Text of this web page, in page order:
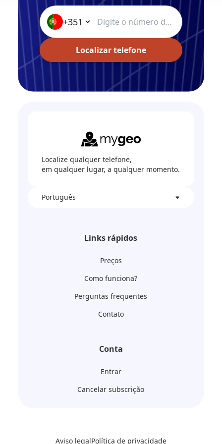
+351
Localizar telefone
Localize qualquer telefone,
em qualquer lugar, a qualquer momento.
Português
Links rápidos
Preços
Como funciona?
Perguntas frequentes
Contato
Conta
Entrar
Cancelar subscrição
Aviso legalPolítica de privacidade